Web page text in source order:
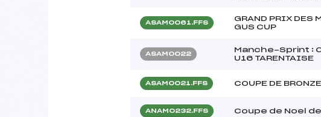
ASAM0061.FFS
GRAND PRIX DES
GUS CUP
ASAM0022
Manche-Sprint :
U16 TARENTAISE
ASAM0021.FFS COUPE DE
ANAM0232.FFS Coupe de Noel